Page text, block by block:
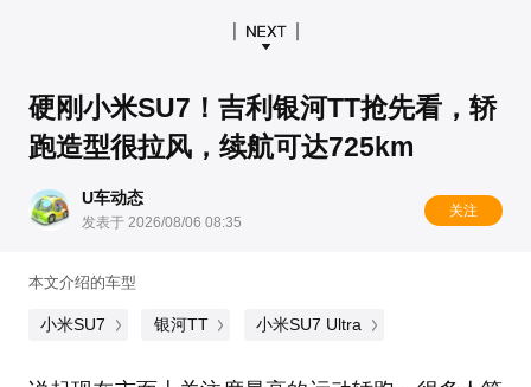
硬刚小米SU7！吉利银河TT抢先看，轿
跑造型很拉风，续航可达725km
U车动态
发表于 2026/08/06 08:35
关注
本文介绍的车型
小米SU7 银河TT 小米SU7 Ultra